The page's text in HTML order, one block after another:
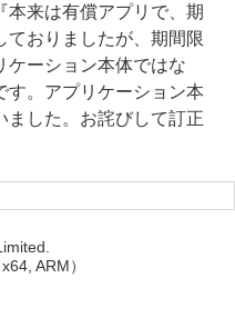
本来は有償アプリで、期
ておりましたが、期間限
ケーション本体ではな
す。アプリケーション本
ました。お詫びして訂正
ARM）